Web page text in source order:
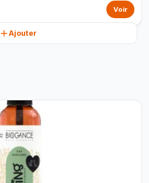
Voir
Ajouter